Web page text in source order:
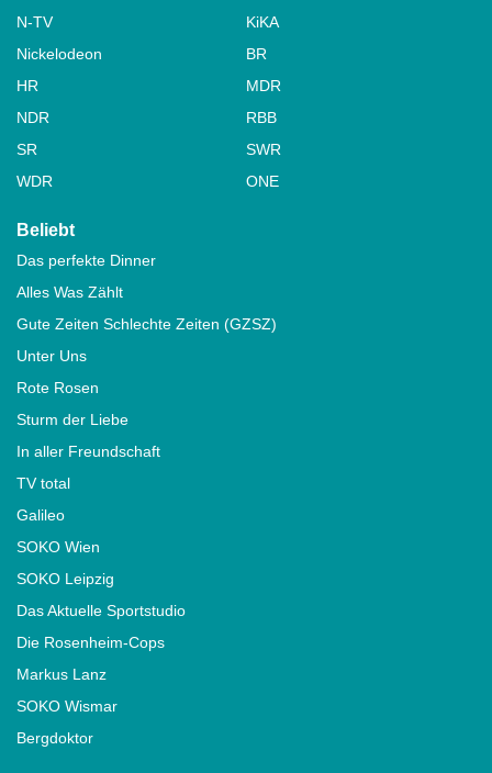
N-TV
KiKA
Nickelodeon
BR
HR
MDR
NDR
RBB
SR
SWR
WDR
ONE
Beliebt
Das perfekte Dinner
Alles Was Zählt
Gute Zeiten Schlechte Zeiten (GZSZ)
Unter Uns
Rote Rosen
Sturm der Liebe
In aller Freundschaft
TV total
Galileo
SOKO Wien
SOKO Leipzig
Das Aktuelle Sportstudio
Die Rosenheim-Cops
Markus Lanz
SOKO Wismar
Bergdoktor